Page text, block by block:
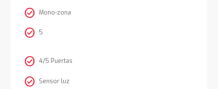
check_circle Mono-zona
check_circle 5
check_circle 4/5 Puertas
check_circle Sensor luz